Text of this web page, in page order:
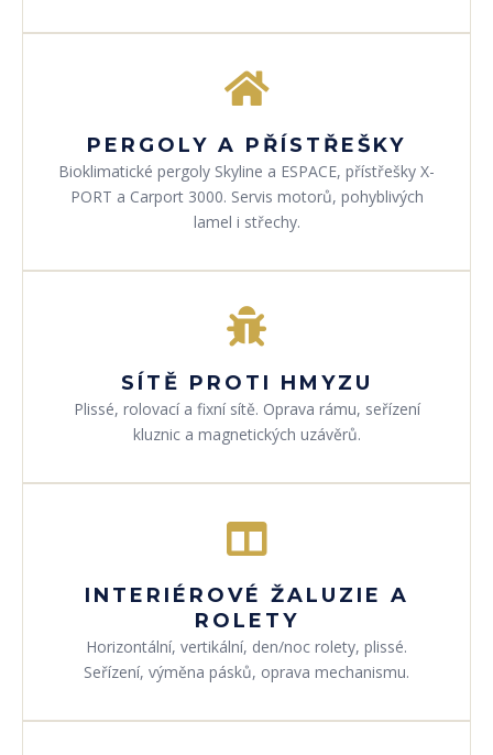
PERGOLY A PŘÍSTŘEŠKY
Bioklimatické pergoly Skyline a ESPACE, přístřešky X-
PORT a Carport 3000. Servis motorů, pohyblivých
lamel i střechy.
SÍTĚ PROTI HMYZU
Plissé, rolovací a fixní sítě. Oprava rámu, seřízení
kluznic a magnetických uzávěrů.
INTERIÉROVÉ ŽALUZIE A
ROLETY
Horizontální, vertikální, den/noc rolety, plissé.
Seřízení, výměna pásků, oprava mechanismu.